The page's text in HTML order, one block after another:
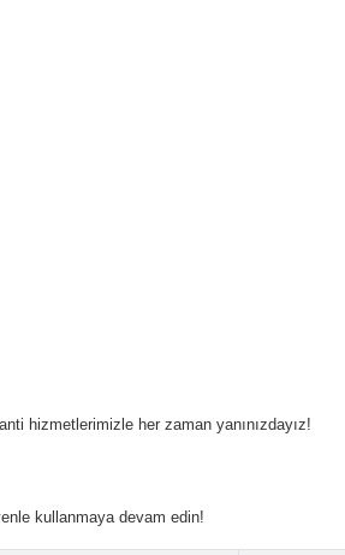
hizmetlerimizle her zaman yanınızdayız!
kullanmaya devam edin!